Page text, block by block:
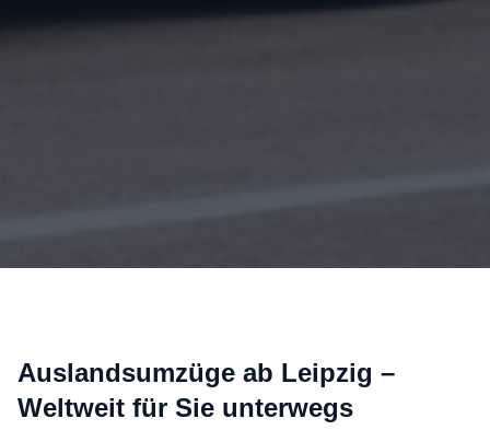
Auslandsumzüge ab Leipzig –
Weltweit für Sie unterwegs